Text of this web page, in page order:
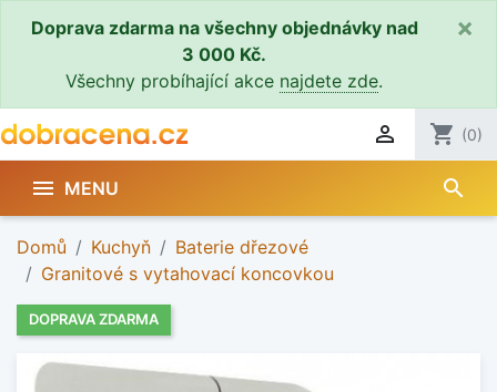
Doprava zdarma na všechny objednávky nad
3 000 Kč.
Všechny probíhající akce najdete zde.
×
 shopping_cart (0)
 MENU search
Domů Kuchyň
Baterie dřezové
Granitové s vytahovací koncovkou
DOPRAVA ZDARMA